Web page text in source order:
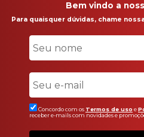
Bem vindo a
Para quaisquer dúvidas, chame
Concordo com os Termos de uso e
receber e-mails com novidades e